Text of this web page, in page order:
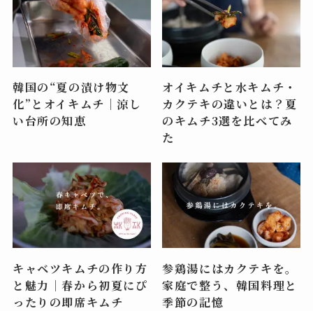
韓国の“夏の漬け物文
化”とオイキムチ｜涼し
い台所の知恵
オイキムチと水キムチ・
カクテキの違いとは？夏
のキムチ3選を比べてみ
た
キャベツキムチの作り方
と魅力｜春から初夏にぴ
ったりの即席キムチ
参鶏湯にはカクテキを。
家庭で整う、韓国料理と
季節の記憶